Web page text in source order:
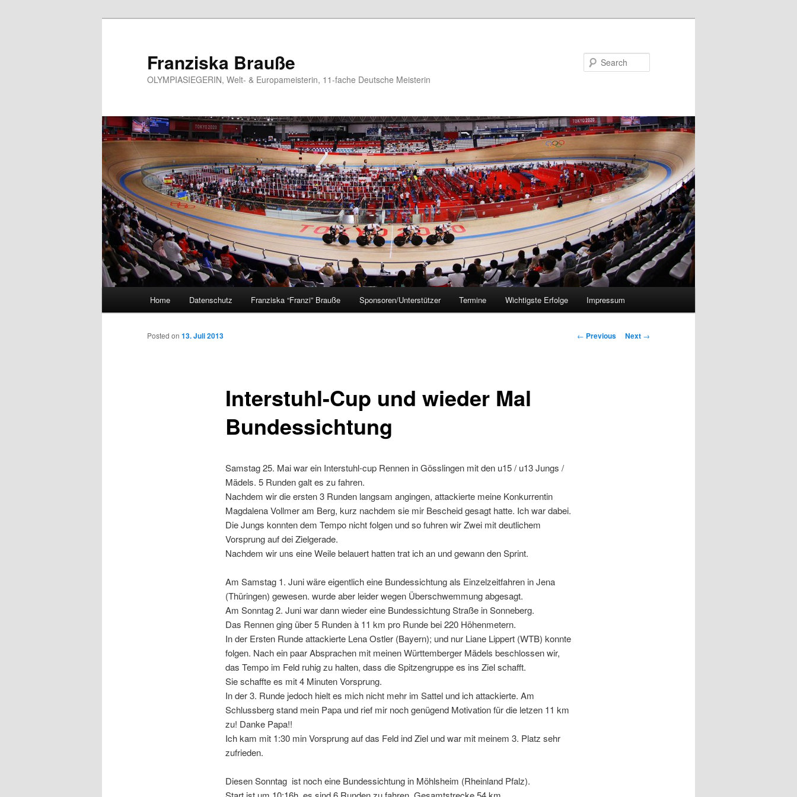
Franziska Brauße
OLYMPIASIEGERIN, Welt- & Europameisterin, 11-fache Deutsche Meisterin
Home Datenschutz Franziska “Franzi” Brauße Sponsoren/Unterstützer Termine Wichtigste Erfolge Impressum
Post
← Previous Next →
Interstuhl-Cup und wieder Mal
Bundessichtung
Posted on 13. Juli 2013
Samstag 25. Mai war ein Interstuhl-cup Rennen in Gösslingen mit den u15 / u13 Jungs /
Mädels. 5 Runden galt es zu fahren.
Nachdem wir die ersten 3 Runden langsam angingen, attackierte meine Konkurrentin
Magdalena Vollmer am Berg, kurz nachdem sie mir Bescheid gesagt hatte. Ich war dabei.
Die Jungs konnten dem Tempo nicht folgen und so fuhren wir Zwei mit deutlichem
Vorsprung auf dei Zielgerade.
Nachdem wir uns eine Weile belauert hatten trat ich an und gewann den Sprint.
Am Samstag 1. Juni wäre eigentlich eine Bundessichtung als Einzelzeitfahren in Jena
(Thüringen) gewesen. wurde aber leider wegen Überschwemmung abgesagt.
Am Sonntag 2. Juni war dann wieder eine Bundessichtung Straße in Sonneberg.
Das Rennen ging über 5 Runden à 11 km pro Runde bei 220 Höhenmetern.
In der Ersten Runde attackierte Lena Ostler (Bayern); und nur Liane Lippert (WTB) konnte
folgen. Nach ein paar Absprachen mit meinen Württemberger Mädels beschlossen wir,
das Tempo im Feld ruhig zu halten, dass die Spitzengruppe es ins Ziel schafft.
Sie schaffte es mit 4 Minuten Vorsprung.
In der 3. Runde jedoch hielt es mich nicht mehr im Sattel und ich attackierte. Am
Schlussberg stand mein Papa und rief mir noch genügend Motivation für die letzen 11 km
zu! Danke Papa!!
Ich kam mit 1:30 min Vorsprung auf das Feld ind Ziel und war mit meinem 3. Platz sehr
zufrieden.
Diesen Sonntag ist noch eine Bundessichtung in Möhlsheim (Rheinland Pfalz).